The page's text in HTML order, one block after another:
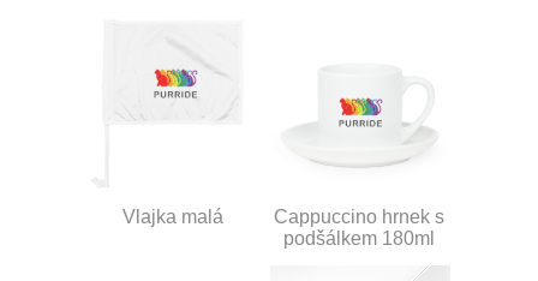
Vlajka malá
Cappuccino hrnek s
podšálkem 180ml